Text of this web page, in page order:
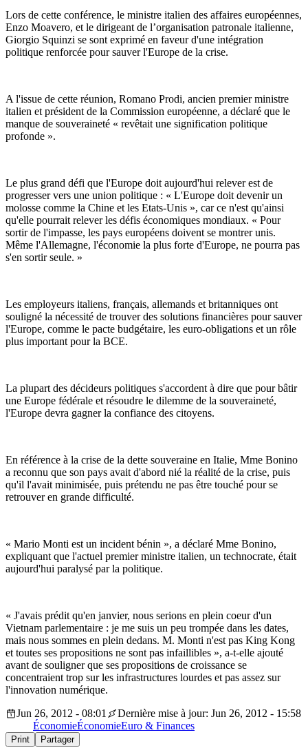
Lors de cette conférence, le ministre italien des affaires européennes,
Enzo Moavero, et le dirigeant de l’organisation patronale italienne,
Giorgio Squinzi se sont exprimé en faveur d'une intégration
politique renforcée pour sauver l'Europe de la crise.
A l'issue de cette réunion, Romano Prodi, ancien premier ministre
italien et président de la Commission européenne, a déclaré que le
manque de souveraineté « revêtait une signification politique
profonde ».
Le plus grand défi que l'Europe doit aujourd'hui relever est de
progresser vers une union politique : « L'Europe doit devenir un
molosse comme la Chine et les Etats-Unis », car ce n'est qu'ainsi
qu'elle pourrait relever les défis économiques mondiaux. « Pour
sortir de l'impasse, les pays européens doivent se montrer unis.
Même l'Allemagne, l'économie la plus forte d'Europe, ne pourra pas
s'en sortir seule. »
Les employeurs italiens, français, allemands et britanniques ont
souligné la nécessité de trouver des solutions financières pour sauver
l'Europe, comme le pacte budgétaire, les euro-obligations et un rôle
plus important pour la BCE.
La plupart des décideurs politiques s'accordent à dire que pour bâtir
une Europe fédérale et résoudre le dilemme de la souveraineté,
l'Europe devra gagner la confiance des citoyens.
En référence à la crise de la dette souveraine en Italie, Mme Bonino
a reconnu que son pays avait d'abord nié la réalité de la crise, puis
qu'il l'avait minimisée, puis prétendu ne pas être touché pour se
retrouver en grande difficulté.
« Mario Monti est un incident bénin », a déclaré Mme Bonino,
expliquant que l'actuel premier ministre italien, un technocrate, était
aujourd'hui paralysé par la politique.
« J'avais prédit qu'en janvier, nous serions en plein coeur d'un
Vietnam parlementaire : je me suis un peu trompée dans les dates,
mais nous sommes en plein dedans. M. Monti n'est pas King Kong
et toutes ses propositions ne sont pas infaillibles », a-t-elle ajouté
avant de souligner que ses propositions de croissance se
concentraient trop sur les infrastructures lourdes et pas assez sur
l'innovation numérique.
Jun 26, 2012 - 08:01
Dernière mise à jour: Jun 26, 2012 - 15:58
ÉconomieÉconomieEuro & Finances
Print Partager